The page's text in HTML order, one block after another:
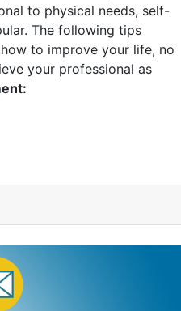
to physical needs, self-
The following tips
to improve your life, no
your professional as